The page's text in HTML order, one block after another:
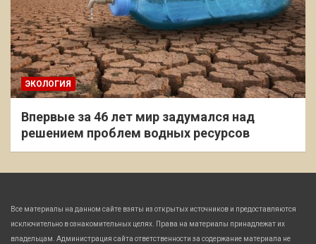
ЭКОЛОГИЯ
Впервые за 46 лет мир задумался над
решением проблем водных ресурсов
Все материалы на данном сайте взяты из открытых источников и предоставляются
исключительно в ознакомительных целях. Права на материалы принадлежат их
владельцам. Администрация сайта ответственности за содержание материала не